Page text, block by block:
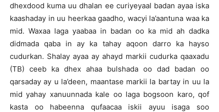
dhexdood kuma uu dhalan ee curiyeyaal badan ayaa iska
kaashaday in uu heerkaa gaadho, wacyi la’aantuna waa ka
mid. Waxaa laga yaabaa in badan oo ka mid ah dadka
didmada qaba in ay ka tahay aqoon darro ka hayso
cudurkan. Shalay ayaa ay ahayd markii cudurka qaaxadu
(TB) ceeb ka dhex ahaa bulshada oo dad badan oo
qarsaday ay u la’deen, maantase markii la bartay in uu la
mid yahay xanuunnada kale oo laga bogsoon karo, qof
kasta oo habeenna qufaacaa iskii ayuu isaga soo